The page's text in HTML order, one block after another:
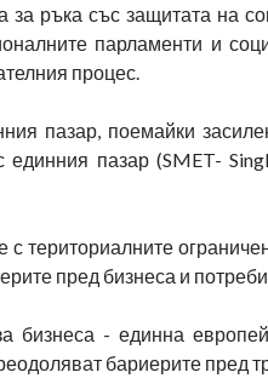
за ръка със защитата на
парламенти и
процес.
пазар, поемайки
единния пазар (SMET-
териториалните
пред бизнеса и
бизнеса - единна
бариерите пред